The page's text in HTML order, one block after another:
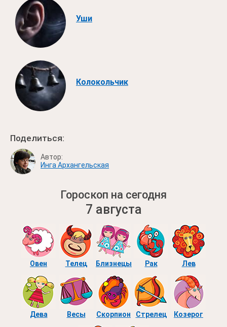
Уши
Колокольчик
Поделиться:
Автор:
Инга Архангельская
Гороскоп на сегодня
7 августа
Овен Телец Близнецы Рак Лев
Дева Весы Скорпион Стрелец Козерог